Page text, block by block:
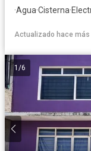
·Agua·Cisterna·
Actualizado hace más
1 /6